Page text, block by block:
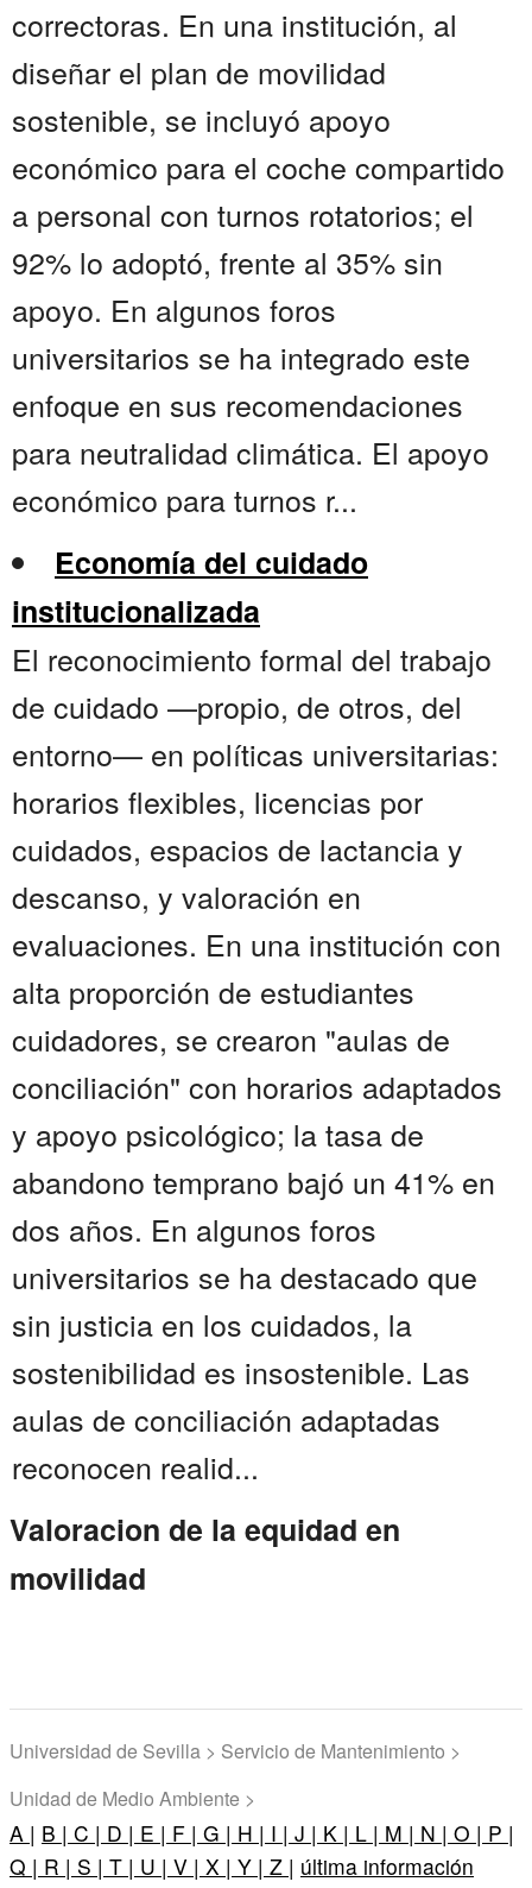
correctoras. En una institución, al
diseñar el plan de movilidad
sostenible, se incluyó apoyo
económico para el coche compartido
a personal con turnos rotatorios; el
92% lo adoptó, frente al 35% sin
apoyo. En algunos foros
universitarios se ha integrado este
enfoque en sus recomendaciones
para neutralidad climática. El apoyo
económico para turnos r...
Economía del cuidado
institucionalizada
El reconocimiento formal del trabajo
de cuidado —propio, de otros, del
entorno— en políticas universitarias:
horarios flexibles, licencias por
cuidados, espacios de lactancia y
descanso, y valoración en
evaluaciones. En una institución con
alta proporción de estudiantes
cuidadores, se crearon "aulas de
conciliación" con horarios adaptados
y apoyo psicológico; la tasa de
abandono temprano bajó un 41% en
dos años. En algunos foros
universitarios se ha destacado que
sin justicia en los cuidados, la
sostenibilidad es insostenible. Las
aulas de conciliación adaptadas
reconocen realid...
Valoracion de la equidad en
movilidad
Universidad de Sevilla > Servicio de Mantenimiento >
Unidad de Medio Ambiente >
A | B | C | D | E | F | G | H | I | J | K | L | M | N | O | P |
Q | R | S | T | U | V | X | Y | Z | última información